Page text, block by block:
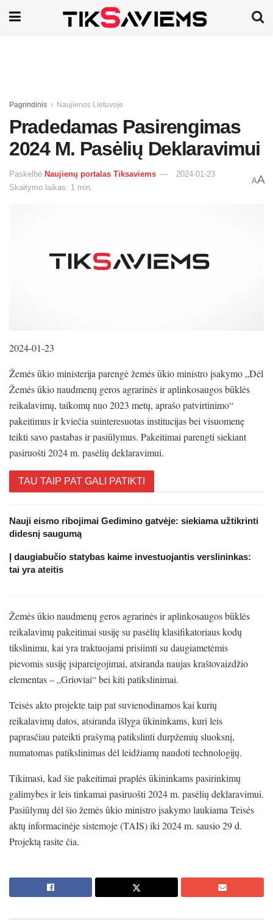
Pagrindinis Naujienos Lietuvoje
Pradedamas Pasirengimas
2024 M. Pasėlių Deklaravimui
Paskelbė Naujienų portalas Tiksaviems
2024-01-23
Skaitymo laikas: 1 min.
AA
2024-01-23
Žemės ūkio ministerija parengė žemės ūkio ministro įsakymo „Dėl
Žemės ūkio naudmenų geros agrarinės ir aplinkosaugos būklės
reikalavimų, taikomų nuo 2023 metų, aprašo patvirtinimo“
pakeitimus ir kviečia suinteresuotas institucijas bei visuomenę
teikti savo pastabas ir pasiūlymus. Pakeitimai parengti siekiant
pasiruošti 2024 m. pasėlių deklaravimui.
TAU TAIP PAT GALI PATIKTI
Nauji eismo ribojimai Gedimino gatvėje: siekiama užtikrinti
didesnį saugumą
Į daugiabučio statybas kaime investuojantis verslininkas:
tai yra ateitis
Žemės ūkio naudmenų geros agrarinės ir aplinkosaugos būklės
reikalavimų pakeitimai susiję su pasėlių klasifikatoriaus kodų
tikslinimu, kai yra traktuojami prisiimti su daugiametėmis
pievomis susiję įsipareigojimai, atsiranda naujas kraštovaizdžio
elementas – „Grioviai“ bei kiti patikslinimai.
Teisės akto projekte taip pat suvienodinamos kai kurių
reikalavimų datos, atsiranda išlyga ūkininkams, kuri leis
paprasčiau pateikti prašymą patikslinti durpžemių sluoksnį,
numatomas patikslinimas dėl leidžiamų naudoti technologijų.
Tikimasi, kad šie pakeitimai praplės ūkininkams pasirinkimų
galimybes ir leis tinkamai pasiruošti 2024 m. pasėlių deklaravimui.
Pasiūlymų dėl šio žemės ūkio ministro įsakymo laukiama Teisės
aktų informacinėje sistemoje (TAIS) iki 2024 m. sausio 29 d.
Projektą rasite čia.